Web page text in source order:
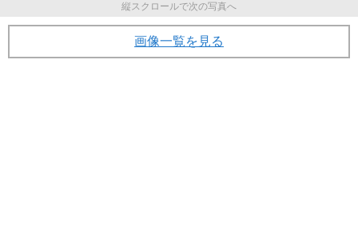
縦スクロールで次の写真へ
画像一覧を見る